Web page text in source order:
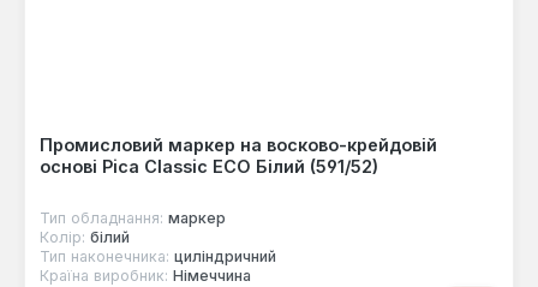
Промисловий маркер на восково-крейдовій
основі Pica Classic ECO Білий (591/52)
Тип обладнання: маркер
Колір: білий
Тип наконечника: циліндричний
Країна виробник: Німеччина